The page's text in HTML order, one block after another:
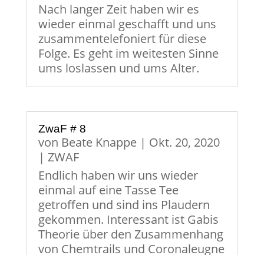
Nach langer Zeit haben wir es
wieder einmal geschafft und uns
zusammentelefoniert für diese
Folge. Es geht im weitesten Sinne
ums loslassen und ums Alter.
ZwaF # 8
von Beate Knappe| Okt. 20, 2020
| ZWAF
Endlich haben wir uns wieder
einmal auf eine Tasse Tee
getroffen und sind ins Plaudern
gekommen. Interessant ist Gabis
Theorie über den Zusammenhang
von Chemtrails und Coronaleugne